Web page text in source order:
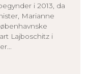
i 2013, da
Marianne
Lajboschitz i